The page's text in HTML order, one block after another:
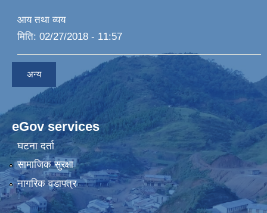
आय तथा व्यय
मिति: 02/27/2018 - 11:57
अन्य
eGov services
घटना दर्ता
सामाजिक सुरक्षा
नागरिक वडापत्र